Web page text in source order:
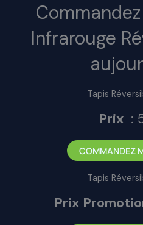
Infrarouge
Tapis
Prix :
COMMANDEZ
Tapis
Prix